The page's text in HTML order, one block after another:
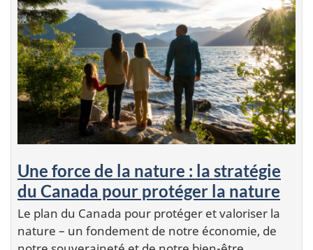
Une force de la nature : la stratégie
du Canada pour protéger la nature
Le plan du Canada pour protéger et valoriser la
nature – un fondement de notre économie, de